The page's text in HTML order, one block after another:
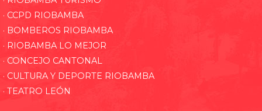
· CCPD RIOBAMBA
· BOMBEROS RIOBAMBA
· RIOBAMBA LO MEJOR
· CONCEJO CANTONAL
· CULTURA Y DEPORTE RIOBAMBA
· TEATRO LEÓN